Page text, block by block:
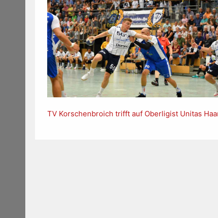
TV Korschenbroich trifft auf Oberligist Unitas